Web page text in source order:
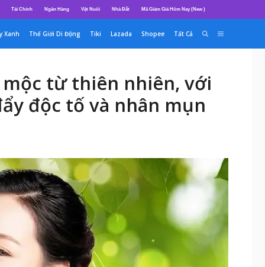
Tài Chính Ngân Hàng Vật Nuôi Nhà Đất Mã Giảm Giá Hôm Nay (New )
Xanh Thế Giới Di Động Tiki Lazada Shopee Tất Cả
mộc từ thiên nhiên, với
độc tố và nhân mụn